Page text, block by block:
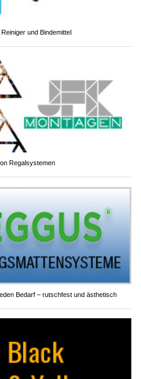
und Bindemittel
Regalsystemen
Bedarf – rutschfest und ästhetisch